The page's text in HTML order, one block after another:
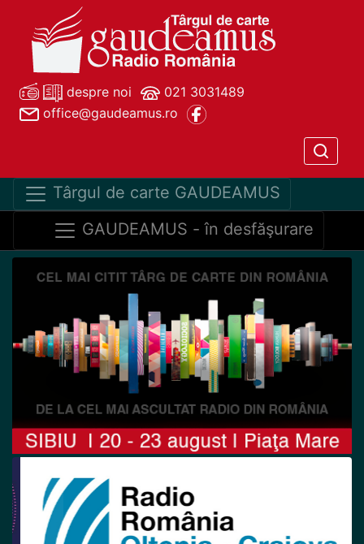
despre noi
021 3031489
office@gaudeamus.ro
Târgul de carte GAUDEAMUS
GAUDEAMUS - în desfăşurare
Previous